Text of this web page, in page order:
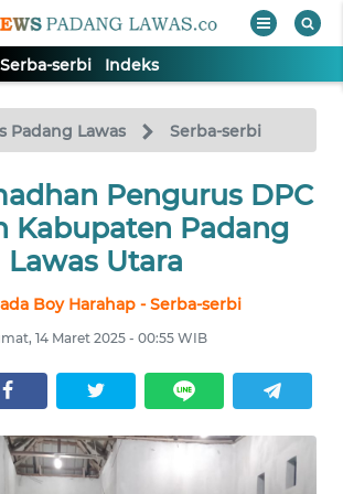
Serba-serbi Indeks
Padang Lawas Serba-serbi
Pengurus DPC
Kabupaten Padang
Lawas Utara
Boy Harahap - Serba-serbi
14 Maret 2025 - 00:55 WIB